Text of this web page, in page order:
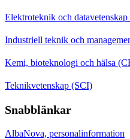
Elektroteknik och
Industriell teknik och
Kemi, bioteknologi och hälsa
Teknikvetenskap (SCI)
Snabblänkar
AlbaNova, personalinformation